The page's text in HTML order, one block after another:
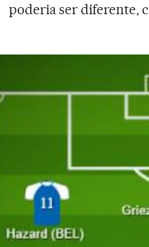
poderia ser diferente,